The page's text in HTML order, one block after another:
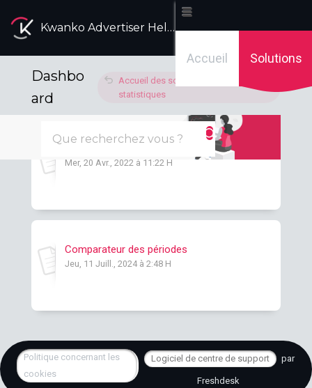
Kwanko Advertiser Help Desk
Accueil Solutions
Dashbo
ard
Accueil des solutions
statistiques
Mer, 20 Avr., 2022 à 11:22 H
Comparateur des périodes
Jeu, 11 Juill., 2024 à 2:48 H
Politique concernant les
cookies
Logiciel de centre de support par
Freshdesk